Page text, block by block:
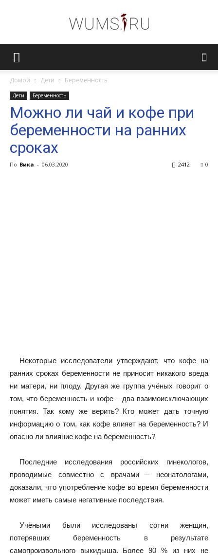
Домой Дети Беременность
Дети Беременность
Можно ли чай и кофе при
беременности на ранних
сроках
По Вика - 06.03.2020 0
2412
Некоторые исследователи утверждают, что кофе на
ранних сроках беременности не приносит никакого вреда
ни матери, ни плоду. Другая же группа учёных говорит о
том, что беременность и кофе – два взаимоисключающих
понятия. Так кому же верить? Кто может дать точную
информацию о том, как кофе влияет на беременность? И
опасно ли влияние кофе на беременность?
Последние исследования российских гинекологов,
проводимые совместно с врачами – неонатологами,
доказали, что употребление кофе во время беременности
может иметь самые негативные последствия.
Учёными были исследованы сотни женщин,
потерявших беременность в результате
самопроизвольного выкидыша. Более 90 % из них не